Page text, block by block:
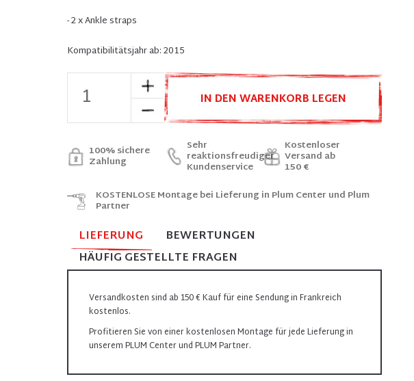
- 2 x Ankle straps
Kompatibilitätsjahr ab: 2015
IN DEN WARENKORB LEGEN
100% sichere
Zahlung
Sehr
reaktionsfreudiger
Kundenservice
Kostenloser
Versand ab
150 €
KOSTENLOSE Montage bei Lieferung in Plum Center und Plum
Partner
LIEFERUNG
BEWERTUNGEN
HÄUFIG GESTELLTE FRAGEN
Versandkosten sind ab 150 € Kauf für eine Sendung in Frankreich
kostenlos.
Profitieren Sie von einer kostenlosen Montage für jede Lieferung in
unserem PLUM Center und PLUM Partner.